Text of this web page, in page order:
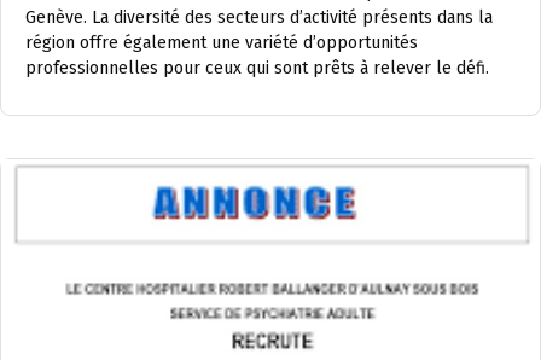
Genève. La diversité des secteurs d’activité présents dans la
région offre également une variété d’opportunités
professionnelles pour ceux qui sont prêts à relever le défi.